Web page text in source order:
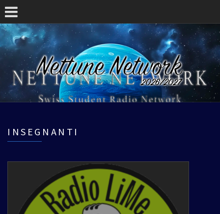
INSEGNANTI